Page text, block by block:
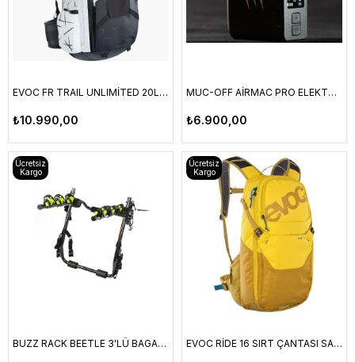
EVOC FR TRAIL UNLIMİTED 20L SIRT ÇANTASI
₺10.990,00
MUC-OFF AİRMAC PRO ELEKTRONİK MİNİ POMPA
₺6.900,00
BUZZ RACK BEETLE 3'LÜ BAGAJ ÜSTÜ BİSİKLET TAŞIYICI
Ücretsiz
Kargo
EVOC RİDE 16 SIRT ÇANTASI SARI (CURRY-LOAM)
Ücretsiz
Kargo